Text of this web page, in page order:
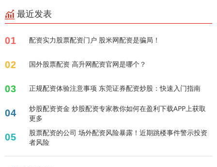
最近发表
01 配资实力股票配资门户 股米网配资是骗局！
02 国外股票配资 高升网配资官网是哪个？
03 正规配资体验注意事项 东莞证券配资炒股：快速入门指南
04
炒股配资资金 炒股配资专家教你如何在盈利下载APP上获取
更多
05
股票配资的公司 场外配资风险暴露！近期跳楼事件警示投资
者风险